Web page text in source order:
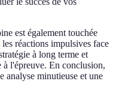
est également touchée
réactions impulsives face
à long terme et
à l'épreuve. En conclusion,
analyse minutieuse et une